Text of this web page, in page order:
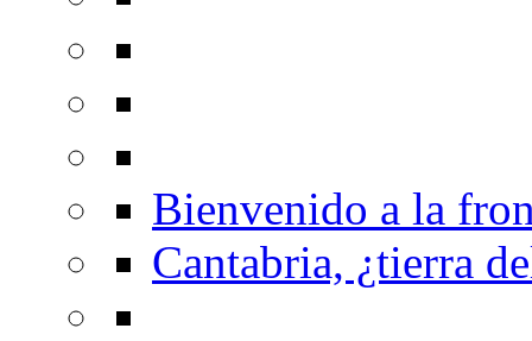
Bienvenido a la
Cantabria, ¿tierra